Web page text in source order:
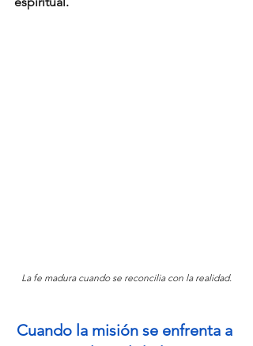
La fe madura cuando se reconcilia con la realidad.
Cuando la misión se enfrenta a